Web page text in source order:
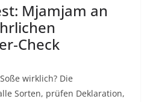
Mjamjam an
wirklich? Die
Sorten, prüfen Deklaration,